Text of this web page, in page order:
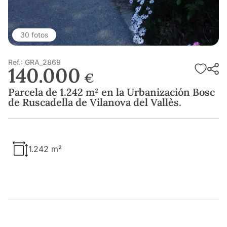
30 fotos
Ref.: GRA_2869
140.000 €
Parcela de 1.242 m² en la Urbanización Bosc
de Ruscadella de Vilanova del Vallès.
1.242 m²